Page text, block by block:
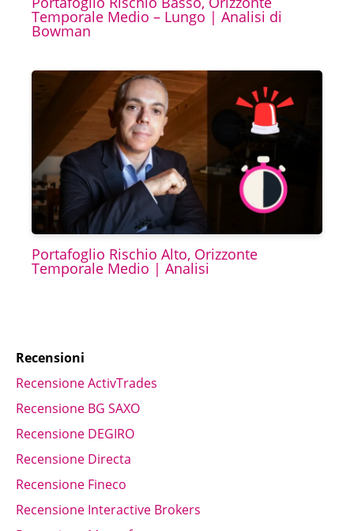
Temporale Medio – Lungo | Analisi di
Bowman
Portafoglio Rischio Alto, Orizzonte
Temporale Medio | Analisi
Recensioni
Recensione ActivTrades
Recensione BG SAXO
Recensione DEGIRO
Recensione Directa
Recensione Fineco
Recensione Interactive Brokers